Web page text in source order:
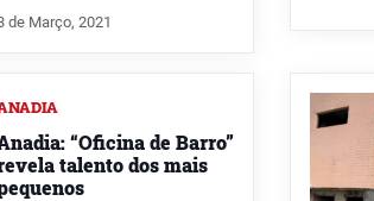
de Março, 2021
“Oficina de Barro”
talento dos mais